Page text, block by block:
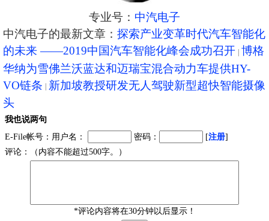
专业号： 中汽电子
中汽电子的最新文章： 探索产业变革时代汽车智能化
的未来 ——2019中国汽车智能化峰会成功召开 博格
华纳为雪佛兰沃蓝达和迈瑞宝混合动力车提供HY-
VO链条 新加坡教授研发无人驾驶新型超快智能摄像
头
我也说两句
E-File帐号：用户名：
密码： [注册]
评论：（内容不能超过500字。）
*评论内容将在30分钟以后显示！